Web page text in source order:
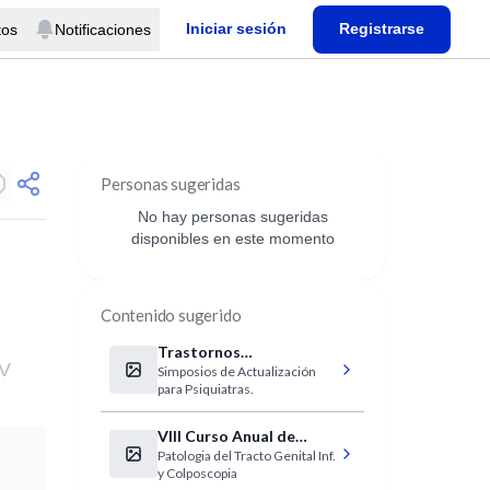
Notificaciones Iniciar sesión Registrarse
Personas sugeridas
No hay personas sugeridas
disponibles en este momento
Contenido sugerido
Trastornos
Somatomorfos
Simposios de Actualización
para Psiquiatras.
VIII Curso Anual de
Patologia Cervical
Patologia del Tracto Genital Inf.
y Colposcopia